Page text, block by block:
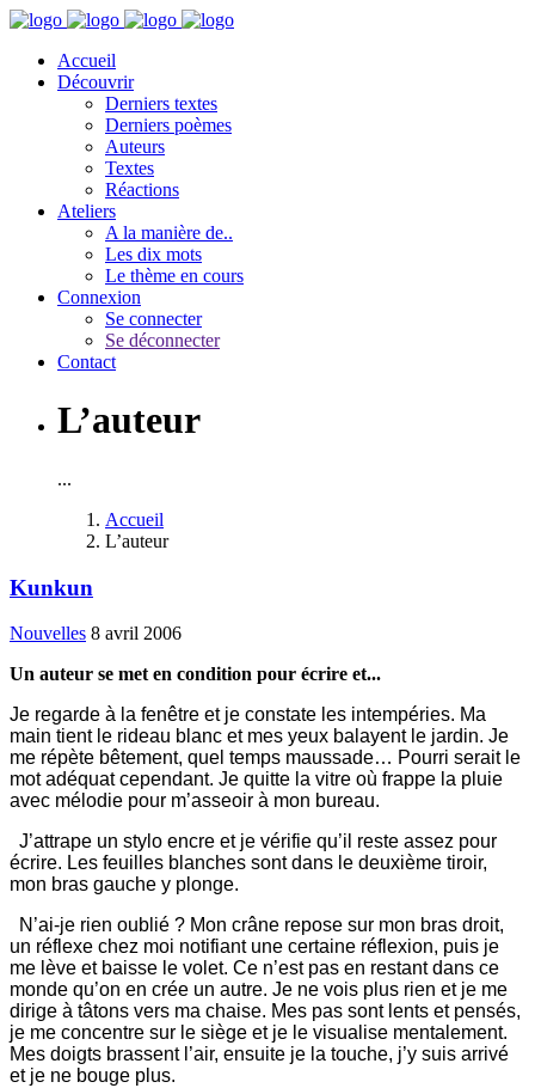
Accueil
Découvrir
Derniers textes
Derniers poèmes
Auteurs
Textes
Réactions
Ateliers
A la manière de..
Les dix mots
Le thème en cours
Connexion
Se connecter
Se déconnecter
Contact
L’auteur
...
Accueil
L’auteur
Kunkun
Nouvelles 8 avril 2006
Un auteur se met en condition pour écrire et...
Je regarde à la fenêtre et je constate les intempéries. Ma
main tient le rideau blanc et mes yeux balayent le jardin. Je
me répète bêtement, quel temps maussade… Pourri serait le
mot adéquat cependant. Je quitte la vitre où frappe la pluie
avec mélodie pour m’asseoir à mon bureau.
J’attrape un stylo encre et je vérifie qu’il reste assez pour
écrire. Les feuilles blanches sont dans le deuxième tiroir,
mon bras gauche y plonge.
N’ai-je rien oublié ? Mon crâne repose sur mon bras droit,
un réflexe chez moi notifiant une certaine réflexion, puis je
me lève et baisse le volet. Ce n’est pas en restant dans ce
monde qu’on en crée un autre. Je ne vois plus rien et je me
dirige à tâtons vers ma chaise. Mes pas sont lents et pensés,
je me concentre sur le siège et je le visualise mentalement.
Mes doigts brassent l’air, ensuite je la touche, j’y suis arrivé
et je ne bouge plus.